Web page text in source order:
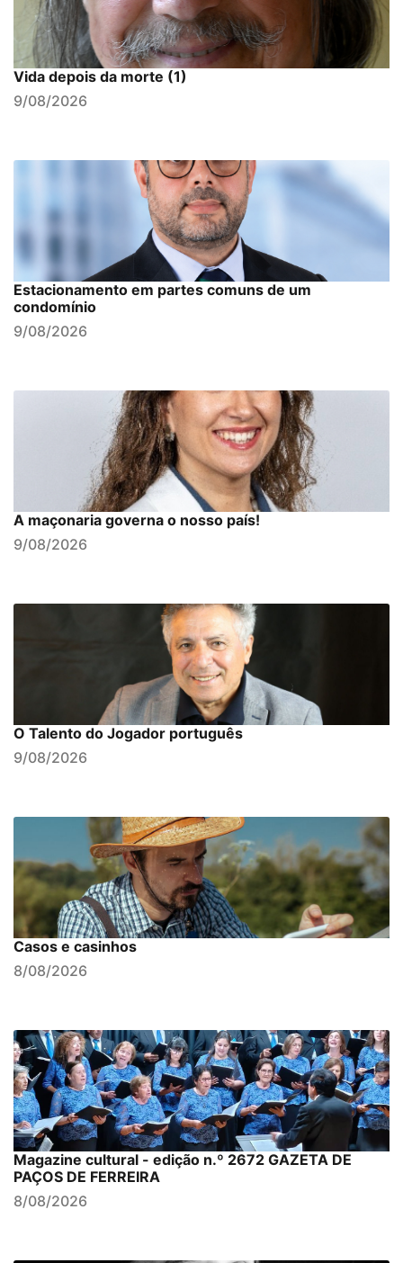
Vida depois da morte (1)
9/08/2026
Estacionamento em partes comuns de um
condomínio
9/08/2026
A maçonaria governa o nosso país!
9/08/2026
O Talento do Jogador português
9/08/2026
Casos e casinhos
8/08/2026
Magazine cultural - edição n.º 2672 GAZETA DE
PAÇOS DE FERREIRA
8/08/2026